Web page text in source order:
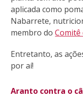
aplicada como
Nabarrete,
membro do
Entretanto, as
por aí!
Aranto contra o